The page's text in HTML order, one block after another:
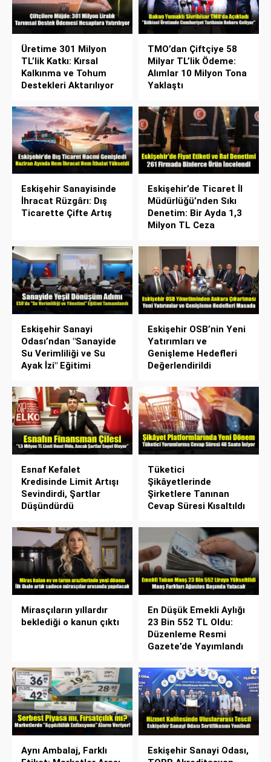
Üretime 301 Milyon
TL’lik Katkı: Kırsal
Kalkınma ve Tohum
Destekleri Aktarılıyor
TMO’dan Çiftçiye 58
Milyar TL’lik Ödeme:
Alımlar 10 Milyon Tona
Yaklaştı
Eskişehir Sanayisinde
İhracat Rüzgârı: Dış
Ticarette Çifte Artış
Eskişehir’de Ticaret İl
Müdürlüğü’nden Sıkı
Denetim: Bir Ayda 1,3
Milyon TL Ceza
Eskişehir Sanayi
Odası’ndan "Sanayide
Su Verimliliği ve Su
Ayak İzi" Eğitimi
Eskişehir OSB’nin Yeni
Yatırımları ve
Genişleme Hedefleri
Değerlendirildi
Esnaf Kefalet
Kredisinde Limit Artışı
Sevindirdi, Şartlar
Düşündürdü
Tüketici
Şikâyetlerinde
Şirketlere Tanınan
Cevap Süresi Kısaltıldı
Mirasçıların yıllardır
beklediği o kanun çıktı
En Düşük Emekli Aylığı
23 Bin 552 TL Oldu:
Düzenleme Resmi
Gazete’de Yayımlandı
Aynı Ambalaj, Farklı
Eskişehir Sanayi Odası,